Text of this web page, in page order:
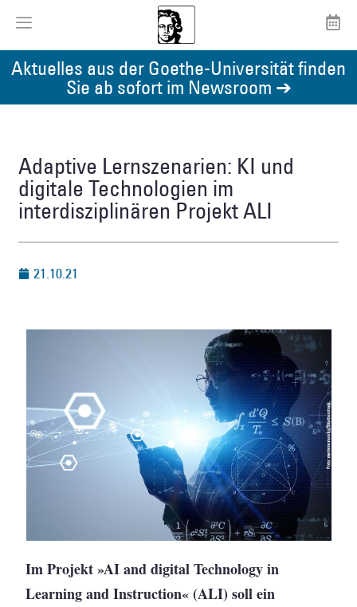
Aktuelles aus der Goethe-Universität finden
Sie ab sofort im Newsroom ➔
Adaptive Lernszenarien: KI und
digitale Technologien im
interdisziplinären Projekt ALI
21.10.21
Im Projekt »AI and digital Technology in
Learning and Instruction« (ALI) soll ein